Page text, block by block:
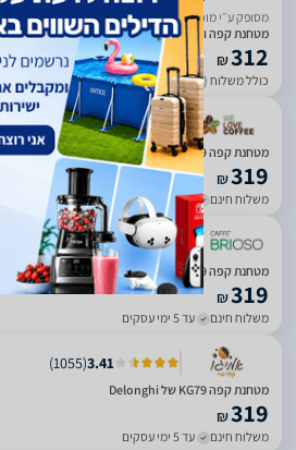
מסופק ע״י מוכר חיצוני
מטחנת קפה ותבלינים מקצועית DeLonghi KG79 דלונגי
₪312
כולל משלוח (29 ₪) עד 7 ימי עסקים
3
(
49
)
מטחנת קפה Delonghi KG 79
₪319
משלוח חינם עד 5 ימי עסקים
3
(
33
)
מטחנת קפה Delonghi KG79
₪319
משלוח חינם עד 5 ימי עסקים
3.41
(
1055
)
מטחנת קפה KG79 של Delonghi
₪319
משלוח חינם עד 5 ימי עסקים